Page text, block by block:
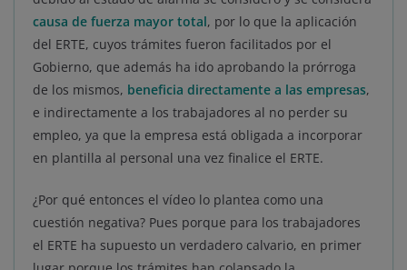
causa de fuerza mayor total, por lo que la aplicación
del ERTE, cuyos trámites fueron facilitados por el
Gobierno, que además ha ido aprobando la prórroga
de los mismos, beneficia directamente a las empresas,
e indirectamente a los trabajadores al no perder su
empleo, ya que la empresa está obligada a incorporar
en plantilla al personal una vez finalice el ERTE.
¿Por qué entonces el vídeo lo plantea como una
cuestión negativa? Pues porque para los trabajadores
el ERTE ha supuesto un verdadero calvario, en primer